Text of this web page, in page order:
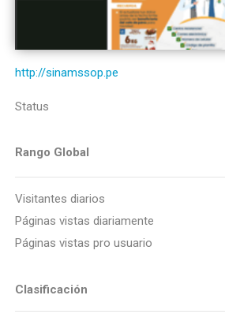
http://sinamssop.pe
Status
Rango Global
Visitantes diarios
Páginas vistas diariamente
Páginas vistas pro usuario
Clasificación